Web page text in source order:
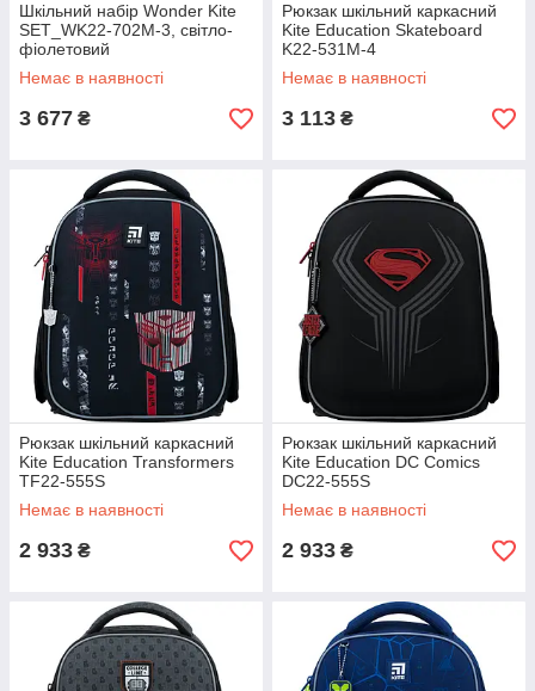
Шкільний набір Wonder Kite
SET_WK22-702M-3, світло-
фіолетовий
Немає в наявності
3 677 ₴
Рюкзак шкільний каркасний
Kite Education Skateboard
K22-531M-4
Немає в наявності
3 113 ₴
Рюкзак шкільний каркасний
Kite Education Transformers
TF22-555S
Немає в наявності
2 933 ₴
Рюкзак шкільний каркасний
Kite Education DC Comics
DC22-555S
Немає в наявності
2 933 ₴